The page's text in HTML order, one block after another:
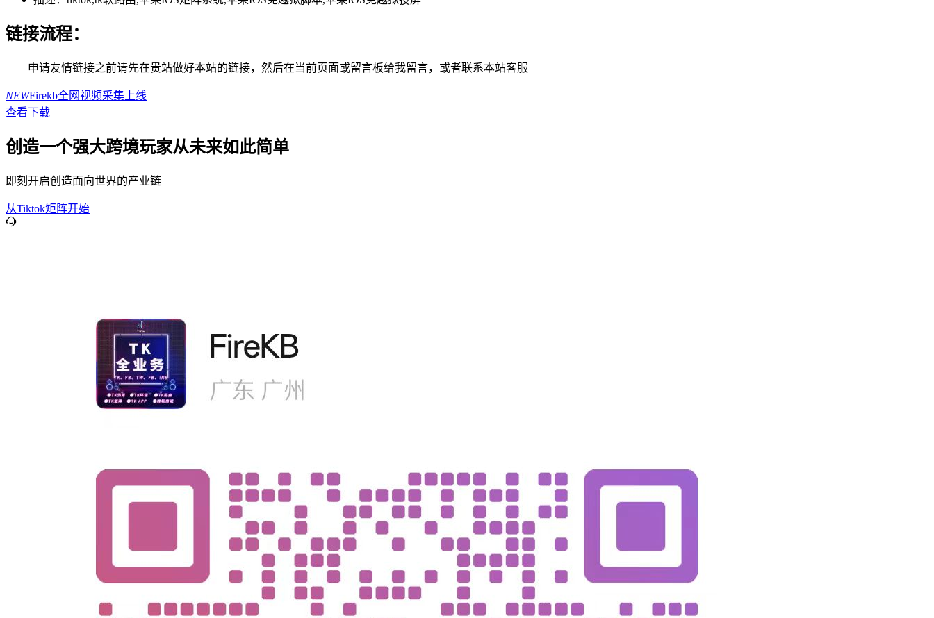
链接流程：
申请友情链接之前请先在贵站做好本站的链接，然后在当前页面或留言板给我留言，或者联系本站客服
NEWFirekb全网视频采集上线
查看下载
创造一个强大跨境玩家从未来如此简单
即刻开启创造面向世界的产业链
从Tiktok矩阵开始